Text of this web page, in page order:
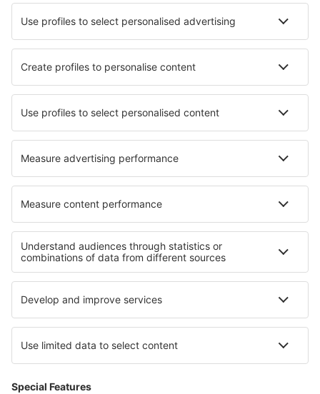
Cele mai bune locuri de cazare - orașe
Cazare în Kitulgala Cazare în Alvoco das Várzeas
Cazare în Blunk Cazare în Urayasu Cazare în Sada
Cazare în Fenazar Cazare în Vetis
Cele mai bune locuri de cazare - regiuni
Cazare în South Bohemia Cazare in Zlinsko
Cazare in Bohemian Forest Cazare în Kladske borderlands
Cazare în Central Bohemian
Cazare în Transilvania Cazare in Parcul Național Magurski